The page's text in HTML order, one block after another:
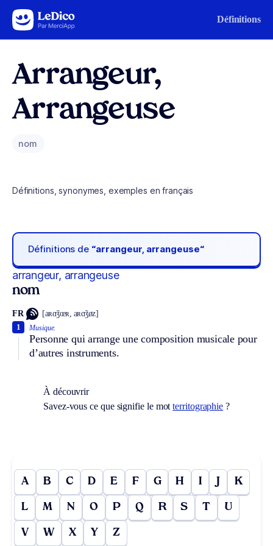
Aller au contenu Définitions
Arrangeur,
Arrangeuse
nom
Définitions, synonymes, exemples en français
Définitions de “arrangeur, arrangeuse“
arrangeur, arrangeuse
nom
FR [aʀɑ̃ʒœʀ, aʀɑ̃ʒøz]
Musique.
Personne qui arrange une composition musicale pour
d’autres instruments.
1
À découvrir
Savez-vous ce que signifie le motterritographie ?
A B C D E F G H I J K
L M N O P Q R S T U
V W X Y Z